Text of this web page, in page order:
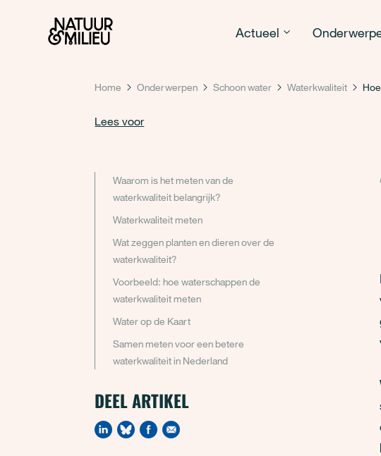
Natuur & Milieu homepage
Actueel
Home Onderwerpen Schoon water Waterkwaliteit
Lees voor
Waarom is het meten van de
waterkwaliteit belangrijk?
Waterkwaliteit meten
Wat zeggen planten en dieren over de
waterkwaliteit?
Voorbeeld: hoe waterschappen de
waterkwaliteit meten
Water op de Kaart
Samen meten voor een betere
waterkwaliteit in Nederland
DEEL ARTIKEL